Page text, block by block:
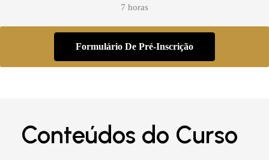
7 horas
Formulário De Pré-Inscrição
Conteúdos do Curso